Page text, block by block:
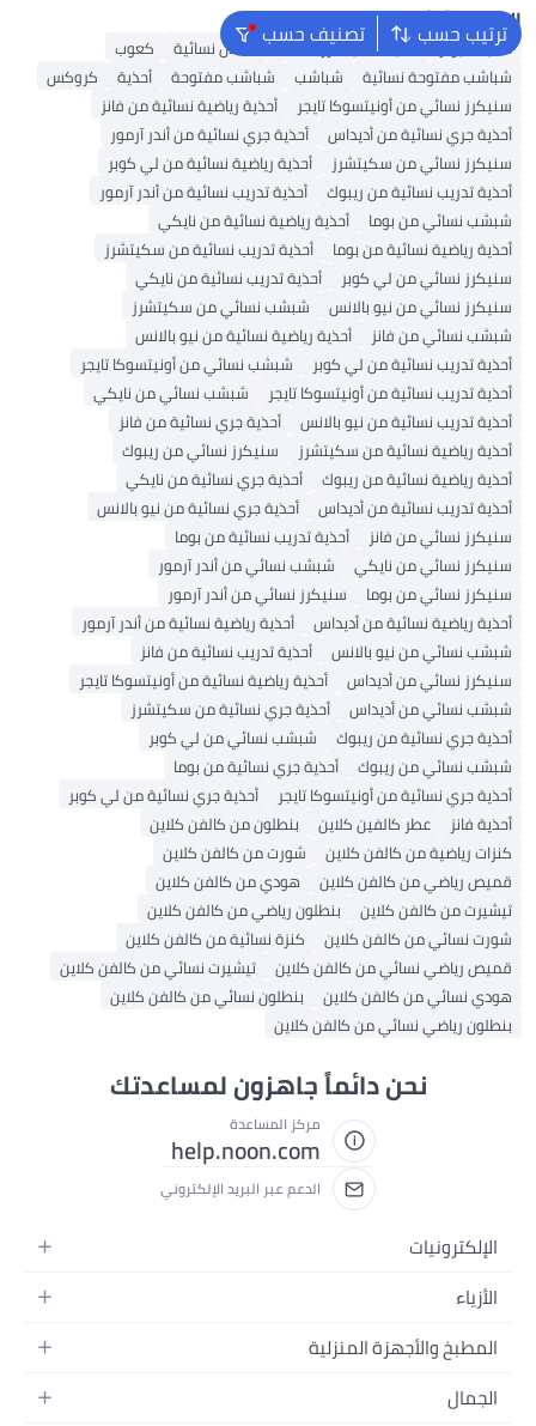
ترتيب حسب تصنيف حسب البحث الشائع
أحذية ميولز أحذية سكيتشرز للنساء صنادل نسائية
كعوب
شباشب مفتوحة نسائية
شباشب شباشب مفتوحة أحذية
كروكس
سنيكرز نسائي من أونيتسوكا تايجر
أحذية رياضية نسائية من فانز
أحذية جري نسائية من أديداس
أحذية جري نسائية من أندر آرمور
سنيكرز نسائي من سكيتشرز
أحذية رياضية نسائية من لي كوبر
أحذية تدريب نسائية من ريبوك
أحذية تدريب نسائية من أندر آرمور
شبشب نسائي من بوما
أحذية رياضية نسائية من نايكي
أحذية رياضية نسائية من بوما
أحذية تدريب نسائية من سكيتشرز
سنيكرز نسائي من لي كوبر
أحذية تدريب نسائية من نايكي
سنيكرز نسائي من نيو بالانس
شبشب نسائي من سكيتشرز
شبشب نسائي من فانز
أحذية رياضية نسائية من نيو بالانس
أحذية تدريب نسائية من لي كوبر
شبشب نسائي من أونيتسوكا تايجر
أحذية تدريب نسائية من أونيتسوكا تايجر
شبشب نسائي من نايكي
أحذية تدريب نسائية من نيو بالانس
أحذية جري نسائية من فانز
أحذية رياضية نسائية من سكيتشرز
سنيكرز نسائي من ريبوك
أحذية رياضية نسائية من ريبوك
أحذية جري نسائية من نايكي
أحذية تدريب نسائية من أديداس
أحذية جري نسائية من نيو بالانس
سنيكرز نسائي من فانز
أحذية تدريب نسائية من بوما
سنيكرز نسائي من نايكي
شبشب نسائي من أندر آرمور
سنيكرز نسائي من بوما
سنيكرز نسائي من أندر آرمور
أحذية رياضية نسائية من أديداس
أحذية رياضية نسائية من أندر آرمور
شبشب نسائي من نيو بالانس
أحذية تدريب نسائية من فانز
سنيكرز نسائي من أديداس
أحذية رياضية نسائية من أونيتسوكا تايجر
شبشب نسائي من أديداس
أحذية جري نسائية من سكيتشرز
أحذية جري نسائية من ريبوك
شبشب نسائي من لي كوبر
شبشب نسائي من ريبوك
أحذية جري نسائية من بوما
أحذية جري نسائية من أونيتسوكا تايجر
أحذية جري نسائية من لي كوبر
أحذية فانز
عطر كالفين كلاين
بنطلون من كالفن كلاين
كنزات رياضية من كالفن كلاين
شورت من كالفن كلاين
قميص رياضي من كالفن كلاين
هودي من كالفن كلاين
تيشيرت من كالفن كلاين
بنطلون رياضي من كالفن كلاين
شورت نسائي من كالفن كلاين
كنزة نسائية من كالفن كلاين
قميص رياضي نسائي من كالفن كلاين
تيشيرت نسائي من كالفن كلاين
هودي نسائي من كالفن كلاين
بنطلون نسائي من كالفن كلاين
بنطلون رياضي نسائي من كالفن كلاين
نحن دائماً جاهزون لمساعدتك
مركز المساعدة
help.noon.com
الدعم عبر البريد الإلكتروني
الإلكترونيات
الجوالات
اللابتوبات
الأجهزة المنزلية
الأزياء
أزياء نسائية
أزياء البنات
المطبخ والأجهزة المنزلية
الحمام
الجمال